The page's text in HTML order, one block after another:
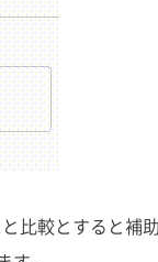
比較とすると補